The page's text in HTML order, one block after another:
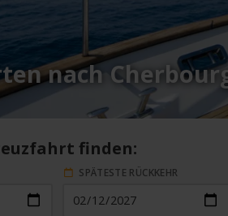
nach
finden:
SPÄTESTE RÜCKKEHR